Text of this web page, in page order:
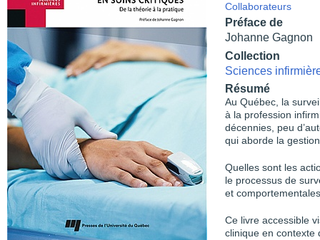
Collaborateurs
Préface de
Johanne Gagnon
Collection
Sciences
Résumé
Au Québec, la
à la profession
décennies, peu
qui aborde la
Quelles sont les
le processus de
et
Ce livre accessible
clinique en contexte